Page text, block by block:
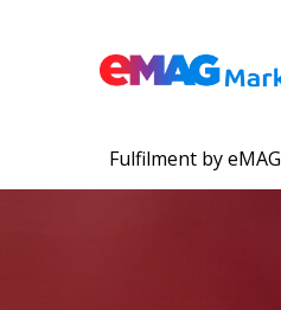
Fulfilment by eMAG